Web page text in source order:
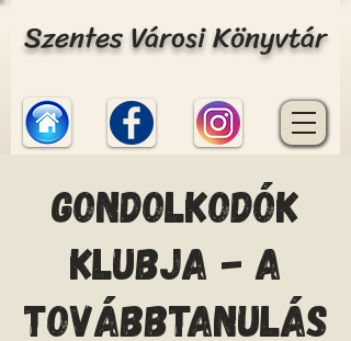
Szentes Városi Könyvtár
Gondolkodók
Klubja - A
továbbtanulás